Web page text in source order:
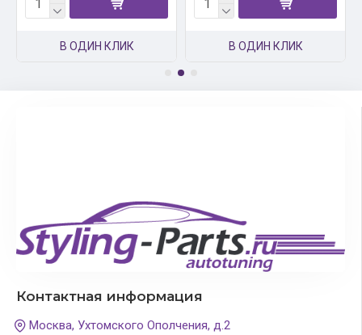
В ОДИН КЛИК В ОДИН КЛИК
Контактная информация
Москва, Ухтомского Ополчения, д.2